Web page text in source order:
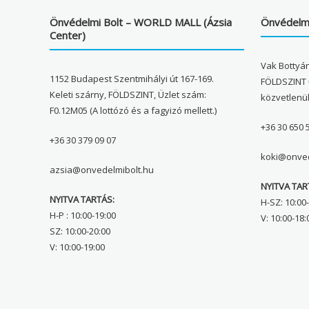
Önvédelmi Bolt – WORLD MALL (Ázsia
Center)
1152 Budapest Szentmihályi út 167-169.
Keleti szárny, FÖLDSZINT, Üzlet szám:
F0.12M05 (A lottózó és a fagyizó mellett.)
+36 30 379 09 07
azsia@onvedelmibolt.hu
NYITVA TARTÁS:
H-P : 10:00-19:00
SZ: 10:00-20:00
V: 10:00-19:00
Vak
közvetlenül
+36 30 650
NYITVA
H-SZ:
V: 10:00-